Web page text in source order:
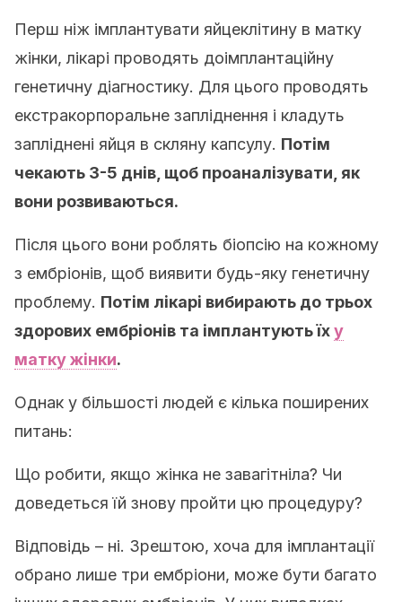
Перш ніж імплантувати яйцеклітину в матку
жінки, лікарі проводять доімплантаційну
генетичну діагностику. Для цього проводять
екстракорпоральне запліднення і кладуть
запліднені яйця в скляну капсулу. Потім
чекають 3-5 днів, щоб проаналізувати, як
вони розвиваються.
Після цього вони роблять біопсію на кожному
з ембріонів, щоб виявити будь-яку генетичну
проблему. Потім лікарі вибирають до трьох
здорових ембріонів та імплантують їху
матку жінки.
Однак у більшості людей є кілька поширених
питань:
Що робити, якщо жінка не завагітніла? Чи
доведеться їй знову пройти цю процедуру?
Відповідь – ні. Зрештою, хоча для імплантації
обрано лише три ембріони, може бути багато